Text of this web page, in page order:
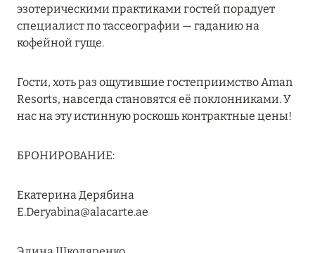
Подробнее
HÔTEL BARRIÈRE LES NEIGES
Подробнее
HÔTEL BARRIÈRE LES NEIGES
Подробнее
эзотерическими практиками гостей порадует
специалист по тассеографии — гаданию на
кофейной гуще.
Гости, хоть раз ощутившие гостеприимство Aman
Resorts, навсегда становятся её поклонниками. У
нас на эту истинную роскошь контрактные цены!
БРОНИРОВАНИЕ:
Екатерина Дерябина
E.Deryabina@alacarte.ae